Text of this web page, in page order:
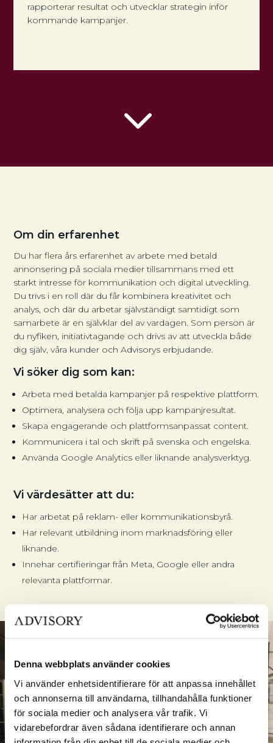
Denna webbplats använder cookies
Vi använder enhetsidentifierare för att anpassa innehållet
och annonserna till användarna, tillhandahålla funktioner
för sociala medier och analysera vår trafik. Vi
vidarebefordrar även sådana identifierare och annan
rapporterar resultat och utvecklar strategin inför
kommande kampanjer.
3
Om din erfarenhet
Du har flera års erfarenhet av arbete med betald
annonsering på sociala medier tillsammans med ett
starkt intresse för kommunikation och digital utveckling.
Du trivs i en roll där du får kombinera kreativitet och
analys, och där du arbetar självständigt samtidigt som
samarbete är en självklar del av vardagen. Som person är
du nyfiken, initiativtagande och drivs av att utveckla både
dig själv, våra kunder och Advisorys erbjudande.
Vi söker dig som kan:
Arbeta med betalda kampanjer på respektive plattform.
Optimera, analysera och följa upp kampanjresultat.
Skapa engagerande och plattformsanpassat content.
Kommunicera i tal och skrift på svenska och engelska.
Använda Google Analytics eller liknande analysverktyg.
Vi värdesätter att du:
Har arbetat på reklam- eller kommunikationsbyrå.
Har relevant utbildning inom marknadsföring eller
liknande.
Innehar certifieringar från Meta, Google eller andra
relevanta plattformar.